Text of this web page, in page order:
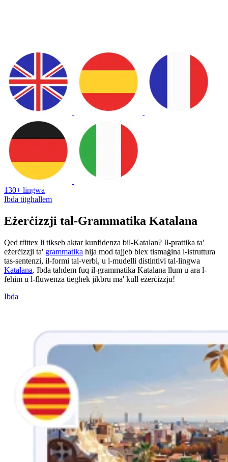
130+ lingwa
Ibda titgħallem
Eżerċizzji tal-Grammatika Katalana
Qed tfittex li tikseb aktar kunfidenza bil-Katalan? Il-prattika ta'
eżerċizzji ta' grammatika hija mod tajjeb biex tismaġina l-istruttura
tas-sentenzi, il-formi tal-verbi, u l-mudelli distintivi tal-lingwa
Katalana. Ibda taħdem fuq il-grammatika Katalana llum u ara l-
fehim u l-fluwenza tiegħek jikbru ma' kull eżerċizzju!
Ibda